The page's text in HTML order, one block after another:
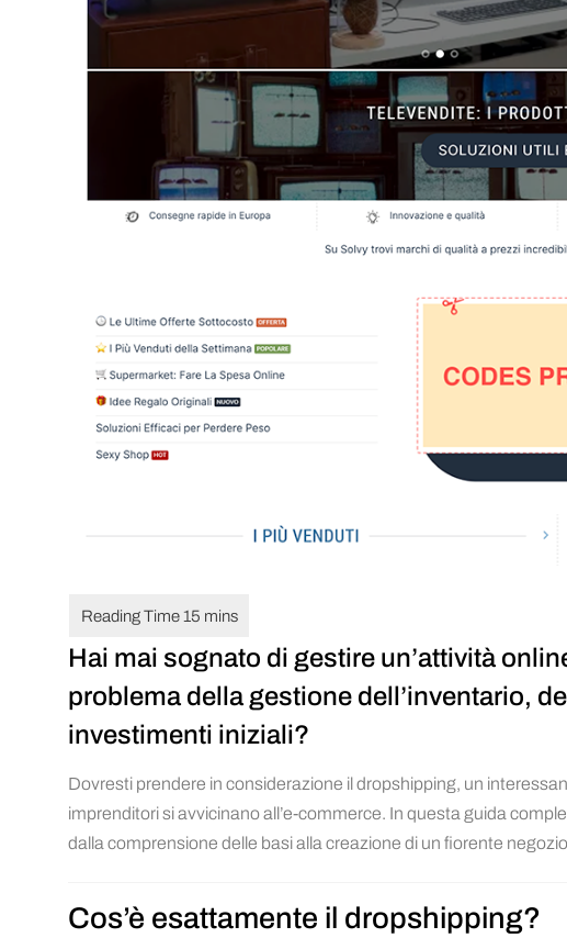
Hai mai sognato di gestire un’attività
problema della gestione dell’inventario,
investimenti iniziali?
Dovresti prendere in considerazione il dropshipping, un
imprenditori si avvicinano all’e-commerce. In questa guida
dalla comprensione delle basi alla creazione di un fiorente
Cos’è esattamente il dropshipping?